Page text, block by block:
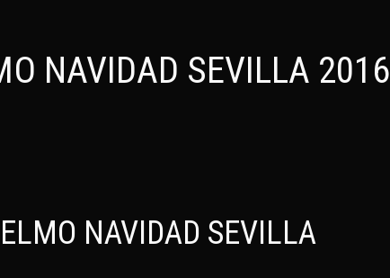
NAVIDAD SEVILLA 2016
NAVIDAD SEVILLA